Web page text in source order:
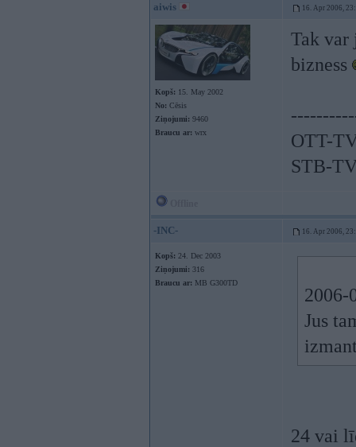
aiwis 16. Apr 2006,
Kopš: 15. May 2002
No: Cēsis
Ziņojumi: 9460
Braucu ar: wrx
Tak var
bizness
OTT-
STB-
-INC- 16. Apr 2006,
Kopš: 24. Dec 2003
Ziņojumi: 316
Braucu ar: MB G300TD
2006-
Jus
24 vai